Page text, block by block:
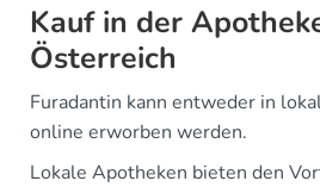
Kauf in der
Österreich
Furadantin kann entweder in
online erworben werden.
Lokale Apotheken bieten den